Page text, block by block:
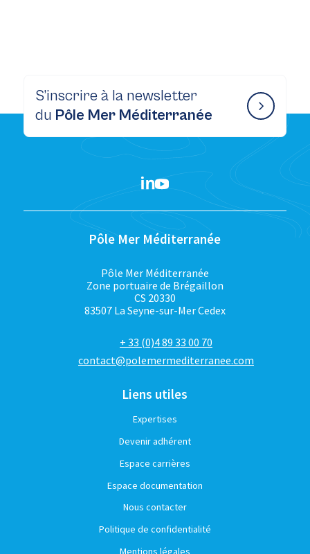
S’inscrire à la newsletter
du Pôle Mer Méditerranée
Pôle Mer Méditerranée
Pôle Mer Méditerranée
Zone portuaire de Brégaillon
CS 20330
83507 La Seyne-sur-Mer Cedex
+ 33 (0)4 89 33 00 70
contact@polemermediterranee.com
Liens utiles
Expertises
Devenir adhérent
Espace carrières
Espace documentation
Nous contacter
Politique de confidentialité
Mentions légales